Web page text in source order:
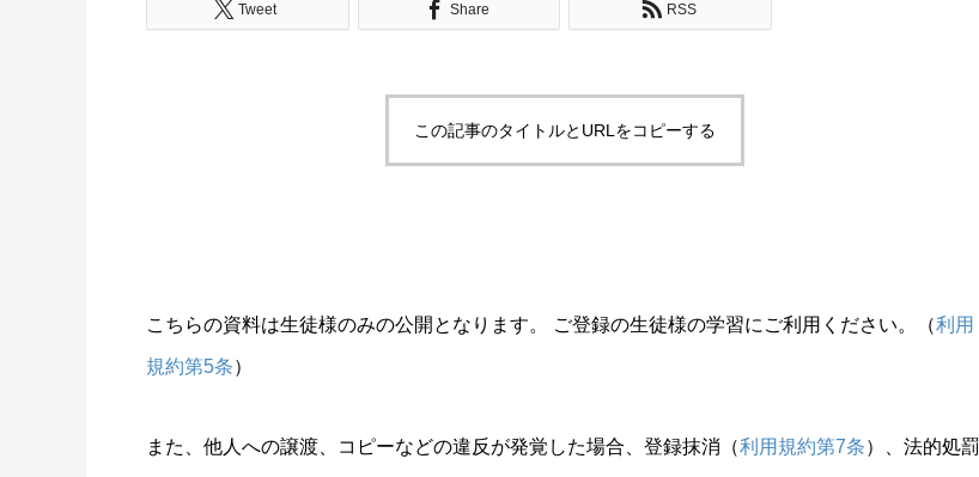
Tweet Share RSS
この記事のタイトルとURLをコピーする
こちらの資料は生徒様のみの公開となります。 ご登録の生徒様の学習にご利用ください。（利用
規約第5条）
また、他人への譲渡、コピーなどの違反が発覚した場合、登録抹消（利用規約第7条）、法的処罰